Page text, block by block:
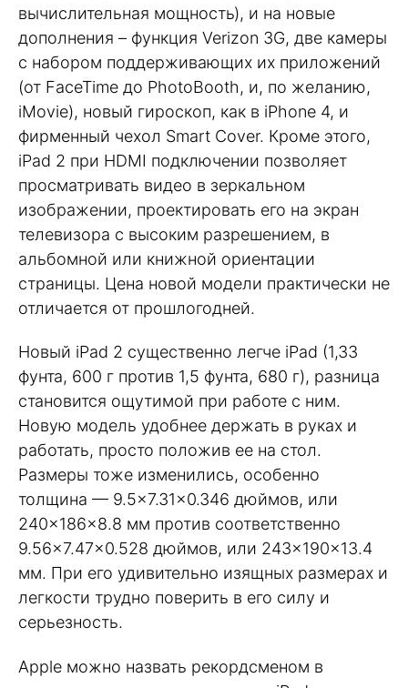
вычислительная мощность), и на новые
дополнения – функция Verizon 3G, две камеры
с набором поддерживающих их приложений
(от FaceTime до PhotoBooth, и, по желанию,
iMovie), новый гироскоп, как в iPhone 4, и
фирменный чехол Smart Cover. Кроме этого,
iPad 2 при HDMI подключении позволяет
просматривать видео в зеркальном
изображении, проектировать его на экран
телевизора с высоким разрешением, в
альбомной или книжной ориентации
страницы. Цена новой модели практически не
отличается от прошлогодней.
Новый iPad 2 существенно легче iPad (1,33
фунта, 600 г против 1,5 фунта, 680 г), разница
становится ощутимой при работе с ним.
Новую модель удобнее держать в руках и
работать, просто положив ее на стол.
Размеры тоже изменились, особенно
толщина — 9.5×7.31×0.346 дюймов, или
240×186×8.8 мм против соответственно
9.56×7.47×0.528 дюймов, или 243×190×13.4
мм. При его удивительно изящных размерах и
легкости трудно поверить в его силу и
серьезность.
Apple можно назвать рекордсменом в